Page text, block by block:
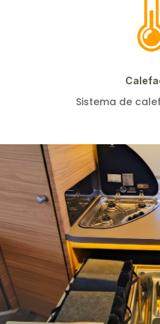
Sistema de